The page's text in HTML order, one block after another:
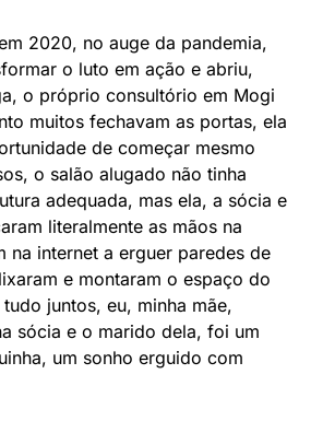
2020, no auge da pandemia,
o luto em ação e abriu,
o próprio consultório em Mogi
muitos fechavam as portas, ela
de começar mesmo
o salão alugado não tinha
adequada, mas ela, a sócia e
literalmente as mãos na
na internet a erguer paredes de
e montaram o espaço do
juntos, eu, minha mãe,
sócia e o marido dela, foi um
um sonho erguido com